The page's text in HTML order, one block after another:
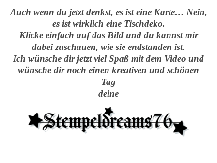
Auch wenn du jetzt denkst, es ist eine Karte… Nein,
es ist wirklich eine Tischdeko.
Klicke einfach auf das Bild und du kannst mir
dabei zuschauen, wie sie endstanden ist.
Ich wünsche dir jetzt viel Spaß mit dem Video und
wünsche dir noch einen kreativen und schönen
Tag
deine